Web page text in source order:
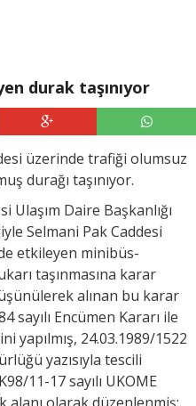
durak taşınıyor
üzerinde trafiği olumsuz
durağı taşınıyor.
Daire Başkanlığı
Selmani Pak Caddesi
etkileyen minibüs-
taşınmasına karar
alınan bu karar
sayılı Encümen Kararı ile
yapılmış, 24.03.1989/1522
yazısıyla tescili
11-17 sayılı UKOME
alanı olarak düzenlenmiş;